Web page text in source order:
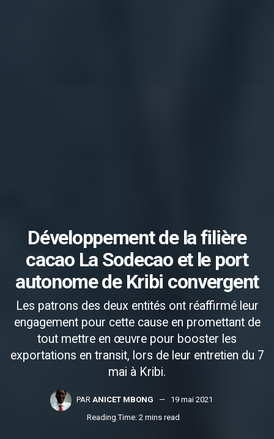
Développement de la filière
cacao La Sodecao et le port
autonome de Kribi convergent
Les patrons des deux entités ont réaffirmé leur
engagement pour cette cause en promettant de
tout mettre en œuvre pour booster les
exportations en transit, lors de leur entretien du 7
mai à Kribi.
PAR ANICET MBONG
19 mai 2021
Reading Time: 2 mins read